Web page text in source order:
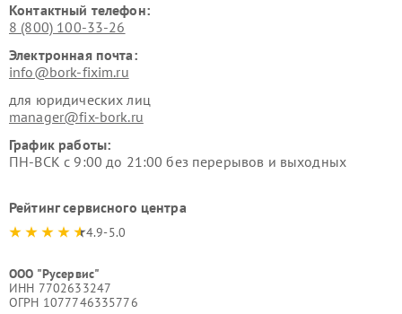
Контактный телефон:
8 (800) 100-33-26
Электронная почта:
info@bork-fixim.ru
для юридических лиц
manager@fix-bork.ru
График работы:
ПН-ВСК с 9:00 до 21:00 без перерывов и выходных
Рейтинг сервисного центра
4.9-5.0
ООО "Русервис"
ИНН 7702633247
ОГРН 1077746335776